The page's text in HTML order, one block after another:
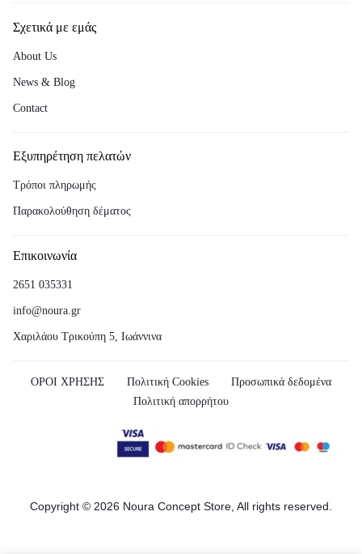
Σχετικά με εμάς
About Us
News & Blog
Contact
Εξυπηρέτηση πελατών
Τρόποι πληρωμής
Παρακολούθηση δέματος
Επικοινωνία
2651 035331
info@noura.gr
Χαριλάου Τρικούπη 5, Ιωάννινα
ΟΡΟΙ ΧΡΗΣΗΣ Πολιτική Cookies
Προσωπικά δεδομένα
Πολιτική απορρήτου
Copyright © 2026 Noura Concept Store, All rights reserved.